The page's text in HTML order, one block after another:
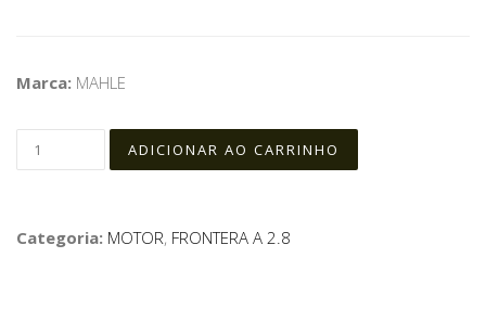
Marca: MAHLE
Categoria: MOTOR, FRONTERA A 2.8